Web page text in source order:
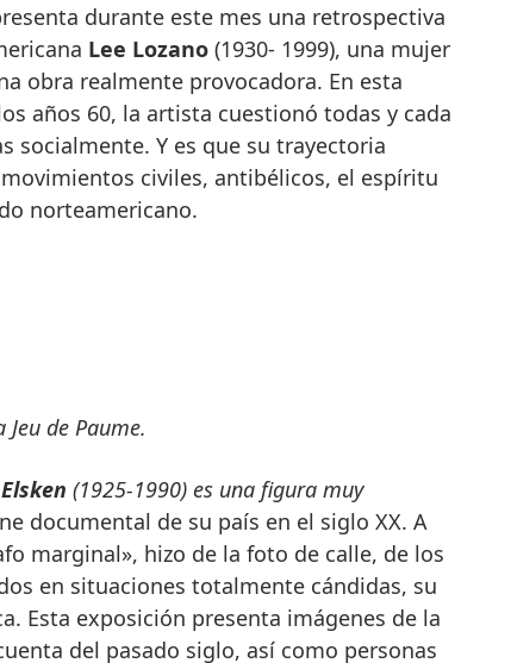
durante este mes una retrospectiva
Lee Lozano(1930- 1999), una mujer
obra realmente provocadora. En esta
años 60, la artista cuestionó todas y cada
socialmente. Y es que su trayectoria
civiles, antibélicos, el espíritu
norteamericano.
de Paume.
(1925-1990) es una figura muy
documental de su país en el siglo XX. A
marginal», hizo de la foto de calle, de los
en situaciones totalmente cándidas, su
Esta exposición presenta imágenes de la
del pasado siglo, así como personas